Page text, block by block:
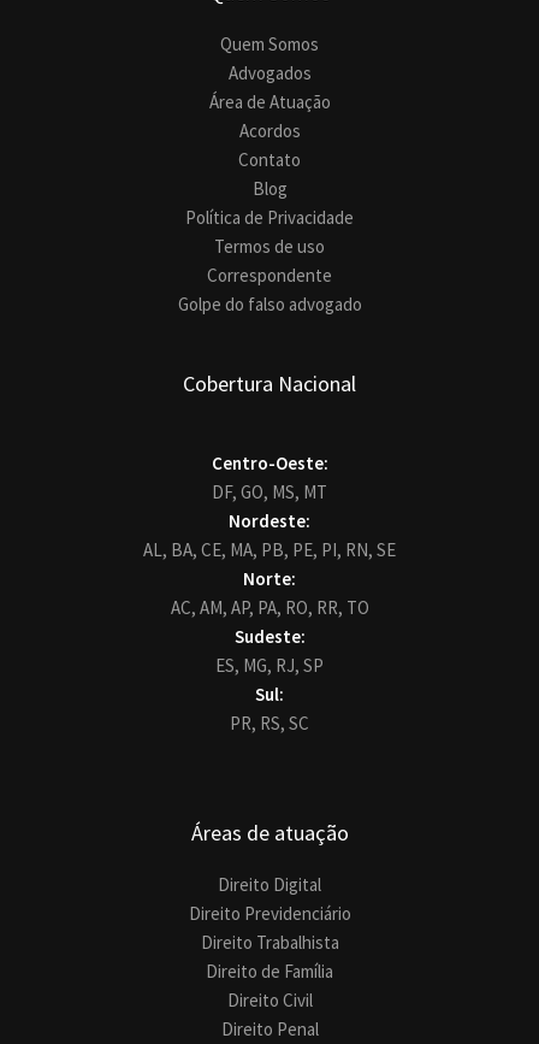
Quem Somos
Advogados
Área de Atuação
Acordos
Contato
Blog
Política de Privacidade
Termos de uso
Correspondente
Golpe do falso advogado
Cobertura Nacional
Centro-Oeste:
DF, GO, MS, MT
Nordeste:
AL, BA, CE, MA, PB, PE, PI, RN, SE
Norte:
AC, AM, AP, PA, RO, RR, TO
Sudeste:
ES, MG, RJ, SP
Sul:
PR, RS, SC
Áreas de atuação
Direito Digital
Direito Previdenciário
Direito Trabalhista
Direito de Família
Direito Civil
Direito Penal